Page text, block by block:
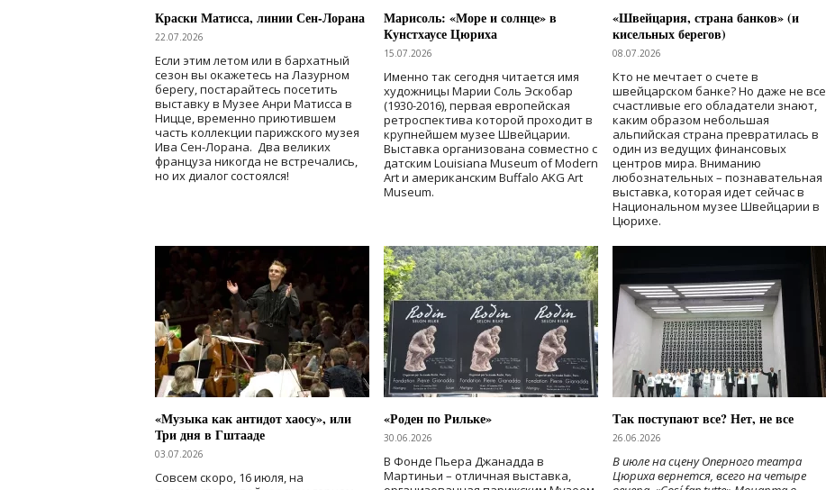
Краски Матисса, линии Сен-Лорана
22.07.2026
Если этим летом или в бархатный
сезон вы окажетесь на Лазурном
берегу, постарайтесь посетить
выставку в Музее Анри Матисса в
Ницце, временно приютившем
часть коллекции парижского музея
Ива Сен-Лорана. Два великих
француза никогда не встречались,
но их диалог состоялся!
Марисоль: «Море и солнце» в
Кунстхаусе Цюриха
15.07.2026
Именно так сегодня читается имя
художницы Марии Соль Эскобар
(1930-2016), первая европейская
ретроспектива которой проходит в
крупнейшем музее Швейцарии.
Выставка организована совместно с
датским Louisiana Museum of Modern
Art и американским Buffalo AKG Art
Museum.
«Швейцария, страна банков» (и
кисельных берегов)
08.07.2026
Кто не мечтает о счете в
швейцарском банке? Но даже не все
счастливые его обладатели знают,
каким образом небольшая
альпийская страна превратилась в
один из ведущих финансовых
центров мира. Вниманию
любознательных – познавательная
выставка, которая идет сейчас в
Национальном музее Швейцарии в
Цюрихе.
«Музыка как антидот хаосу», или
Три дня в Гштааде
03.07.2026
Совсем скоро, 16 июля, на
«Роден по Рильке»
30.06.2026
В Фонде Пьера Джанадда в
Мартиньи – отличная выставка,
Так поступают все? Нет, не все
26.06.2026
В июле на сцену Оперного театра
Цюриха вернется, всего на четыре